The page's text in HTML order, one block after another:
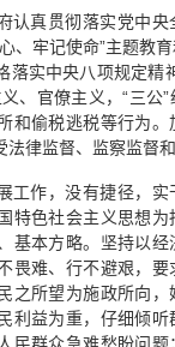
认真贯彻落实党中央
、牢记使命”主题教
落实中央八项规定精
、官僚主义，“三公
和偷税逃税等行为。
律监督、监察监督和
工作，没有捷径，实
特色社会主义思想
基本方略。坚持以
畏难、行不避艰，要
之所望为施政所向
利益为重，仔细倾